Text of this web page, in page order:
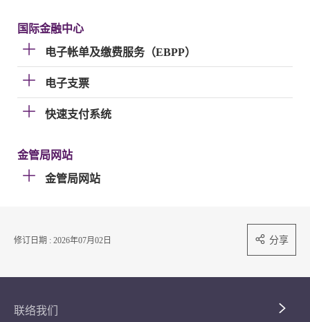
国际金融中心
电子帐单及缴费服务（EBPP）
电子支票
快速支付系统
金管局网站
金管局网站
修订日期 : 2026年07月02日 分享
联络我们